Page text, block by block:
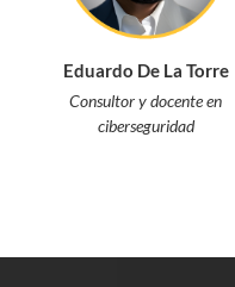
Eduardo De La Torre
Consultor y docente en
ciberseguridad